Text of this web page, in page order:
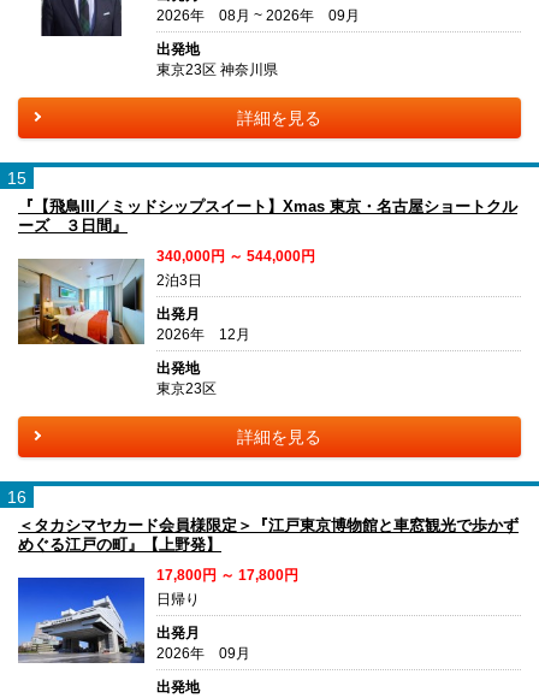
2026年 08月 ~ 2026年 09月
出発地
東京23区 神奈川県
詳細を見る
15
『【飛鳥III／ミッドシップスイート】Xmas 東京・名古屋ショートクル
ーズ ３日間』
340,000円 ～ 544,000円
2泊3日
出発月
2026年 12月
出発地
東京23区
詳細を見る
16
＜タカシマヤカード会員様限定＞『江戸東京博物館と車窓観光で歩かず
めぐる江戸の町』【上野発】
17,800円 ～ 17,800円
日帰り
出発月
2026年 09月
出発地